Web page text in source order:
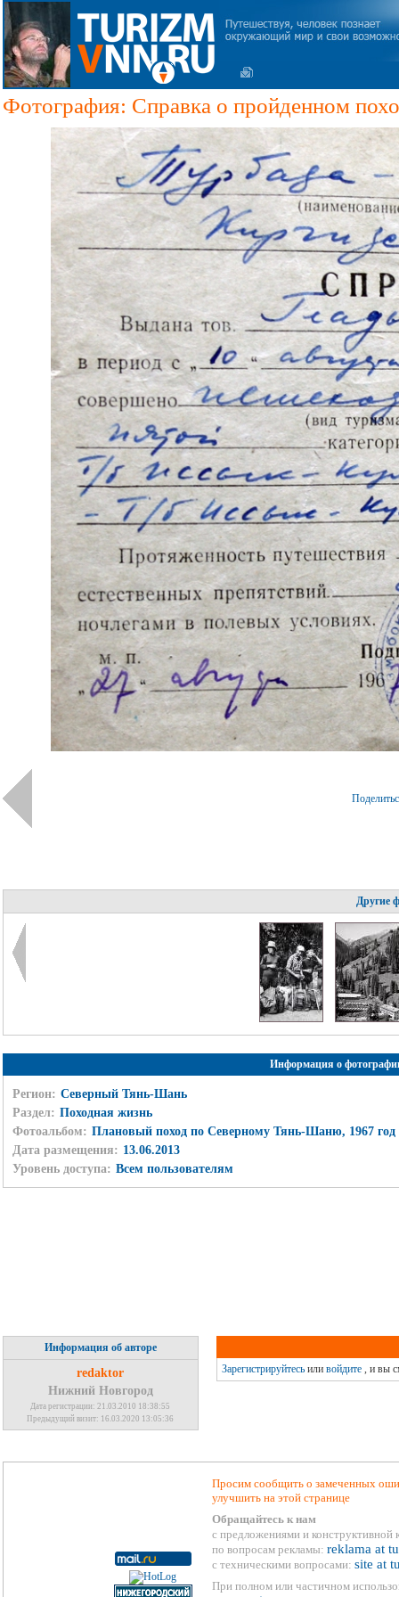
Фотография: Справка о пройденном
Другие
Информация о
Регион: Северный Тянь-Шань
Раздел: Походная жизнь
Фотоальбом: Плановый поход по Северному Тянь-Шаню, 1967 год
Дата размещения: 13.06.2013
Уровень доступа: Всем пользователям
Информация об авторе
redaktor
Нижний Новгород
Дата регистрации: 21.03.2010 18:38:55
Предыдущий визит: 16.03.2020 13:05:36
Зарегистрируйтесьили войдите, и вы
Просим сообщить о замеченных
улучшить на этой странице
Обращайтесь к нам
с предложениями и конструктивной
по вопросам рекламы: reklama at
с техническими вопросами: site at
При полном или частичном